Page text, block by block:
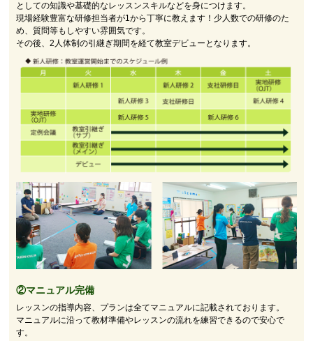
としての知識や基礎的なレッスンスキルなどを身につけます。
現場経験豊富な研修担当者が1から丁寧に教えます！少人数での研修のた
め、質問等もしやすい雰囲気です。
その後、2人体制の引継ぎ期間を経て教室デビューとなります。
②マニュアル完備
レッスンの指導内容、プランは全てマニュアルに記載されております。
マニュアルに沿って教材準備やレッスンの流れを練習できるので安心で
す。